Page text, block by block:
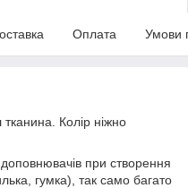
Оплата Умови
тканина. Колір ніжно
при створення
гумка), так само багато